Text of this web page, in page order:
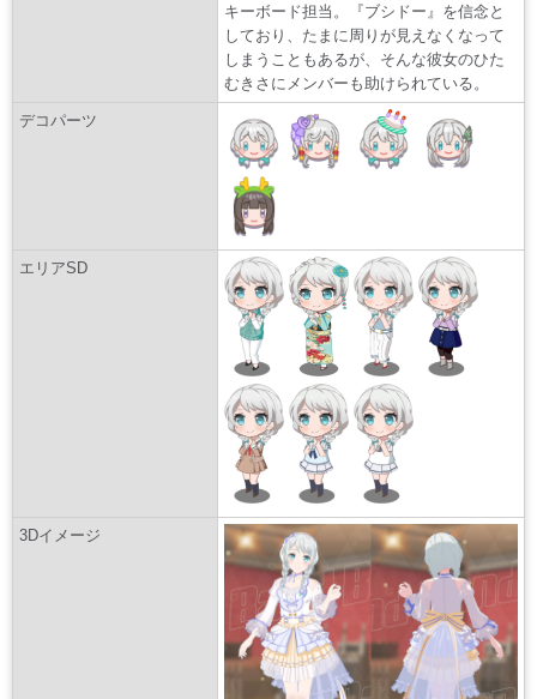
キーボード担当。『ブシドー』を信念と
しており、たまに周りが見えなくなって
しまうこともあるが、そんな彼女のひた
むきさにメンバーも助けられている。
デコパーツ
エリアSD
3Dイメージ